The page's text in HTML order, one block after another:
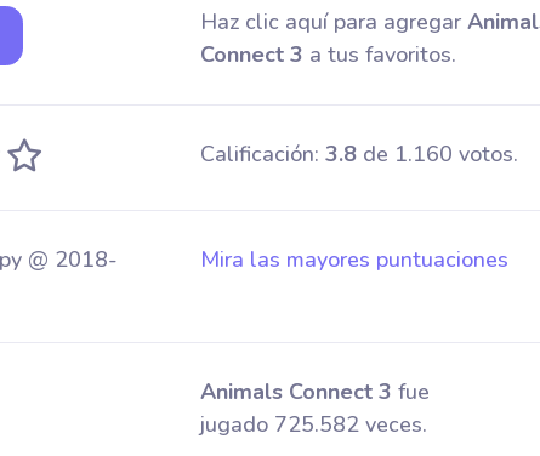
Haz clic aquí para agregar
Connect 3 a tus favoritos.
Calificación: 3.8de 1.160 votos.
@ 2018-
Mira las mayores puntuaciones
Animals Connect 3 fue
jugado 725.582 veces.